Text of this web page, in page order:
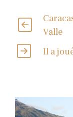
Valle
Il a